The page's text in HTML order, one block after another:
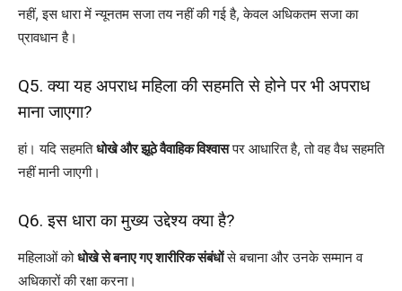
नहीं, इस धारा में न्यूनतम सजा तय नहीं की गई है, केवल अधिकतम सजा का
प्रावधान है।
Q5. क्या यह अपराध महिला की सहमति से होने पर भी अपराध
माना जाएगा?
हां। यदि सहमतिधोखे और झूठे वैवाहिक विश्वासपर आधारित है, तो वह वैध सहमति
नहीं मानी जाएगी।
Q6. इस धारा का मुख्य उद्देश्य क्या है?
महिलाओं कोधोखे से बनाए गए शारीरिक संबंधोंसे बचाना और उनके सम्मान व
अधिकारों की रक्षा करना।